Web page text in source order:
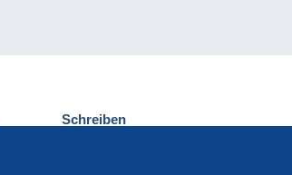
Schreiben